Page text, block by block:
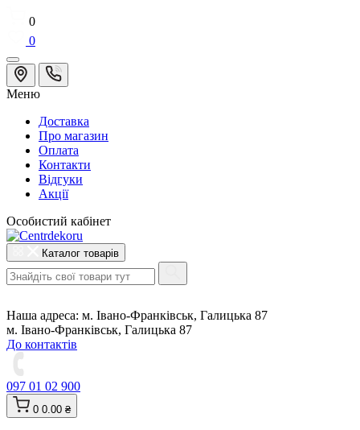
0
0
Меню
Доставка
Про магазин
Оплата
Контакти
Відгуки
Акції
Особистий кабінет
Каталог товарів
Наша адреса: м. Івано-Франківськ, Галицька 87
м. Івано-Франківськ, Галицька 87
До контактів
097 01 02 900
0 0.00 ₴